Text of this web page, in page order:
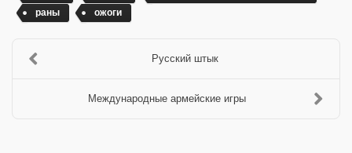
раны
ожоги
Русский штык
Международные армейские игры